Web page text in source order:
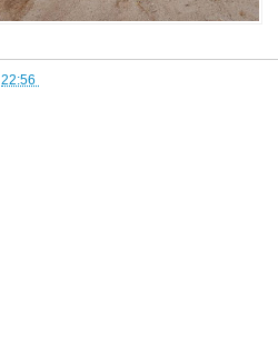
22:56